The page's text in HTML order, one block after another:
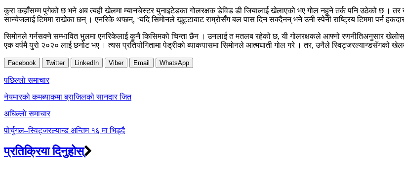
कुरा कहाँसम्म पुगेको छ भने अब त्यही खेलमा म्यानचेस्टर युनाइटेडका गोलरक्षक डेविड डी जियालाई खेलाएको भए गोल नहुने तर्क पनि उठेको छ । तर
सान्चेजलाई टिममा राखेका छन् । एनरिके थप्छन्, ‘यदि सिमोनले खुट्टाबाट राम्रोसँग बल पास दिन सक्दैनन् भने उनी स्पेनी राष्ट्रिय टिममा पर्न
सिमोनले गर्नसक्ने सम्भावित भुलमा एनरिकेलाई कुनै किसिमको चिन्ता छैन । उनलाई त मतलब रहेको छ, यी गोलरक्षकले आफ्नो रणनीतिअनुसार
एक वर्षमै युरो २०२० लाई छनोट भए । त्यस प्रतियोगितामा पेड्रीको ब्याकपासमा सिमोनले आत्मघाती गोल गरे । तर, उनैले स्विट्जरल्यान्डसँगको
Facebook Twitter LinkedIn Viber Email WhatsApp
Post
navigation
पछिल्लाे समाचार
नेयमारको कमब्याकमा ब्राजिलको सानदार जित
अघिल्लाे समाचार
पोर्चुगल–स्विट्जरल्यान्ड अन्तिम १६ मा भिड्दै
प्रतिक्रिया दिनुहोस्